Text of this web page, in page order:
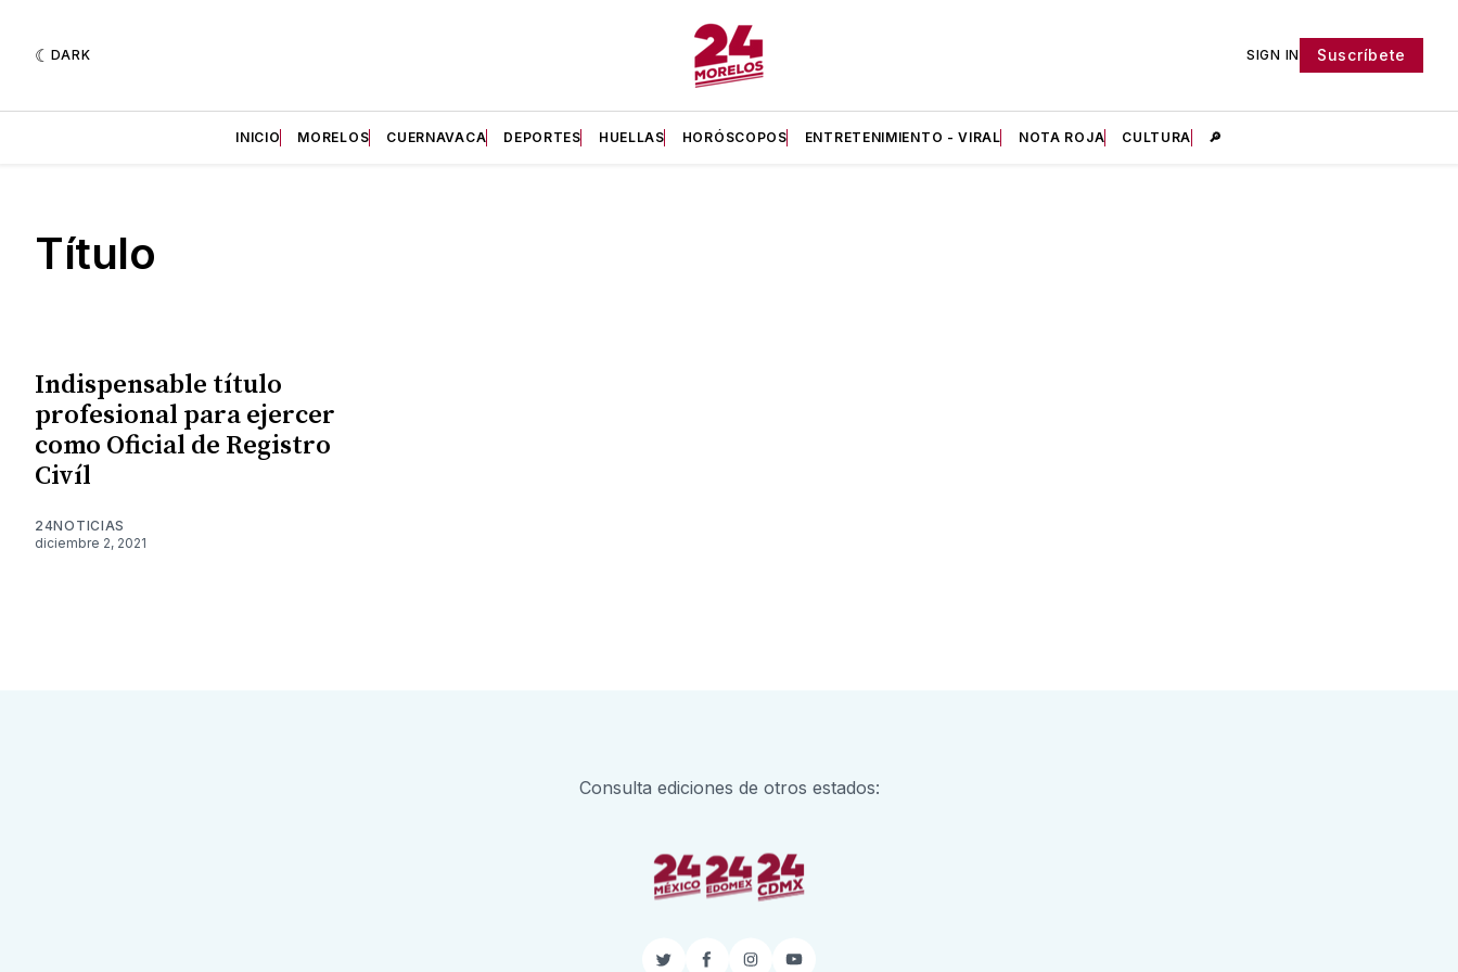
DARK SIGN IN Suscríbete
INICIO MORELOS CUERNAVACA DEPORTES HUELLAS HORÓSCOPOS ENTRETENIMIENTO - VIRAL NOTA ROJA CULTURA 🔎
Título
Indispensable título
profesional para ejercer
como Oficial de Registro
Civíl
24NOTICIAS
diciembre 2, 2021
Consulta ediciones de otros estados: